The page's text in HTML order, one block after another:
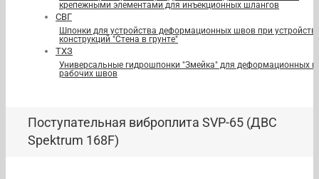
крепежными элементами для инъекционных шлангов
СВГ
Шпонки для устройства деформационных швов при
конструкций "Стена в грунте"
ТХЗ
Универсальные гидрошпонки "Змейка" для деформационных и
рабочих швов
Поступательная виброплита SVP-65 (ДВС
Spektrum 168F)